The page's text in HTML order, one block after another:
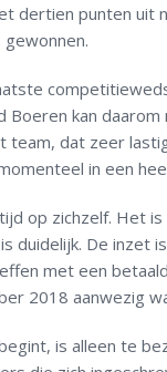
dertien punten uit
Boeren kan
team, dat zeer
in een
op zichzelf. Het
duidelijk. De inzet
met een
2018 aanwezig
is alleen te